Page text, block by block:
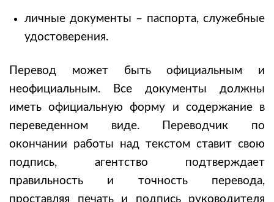
личные документы – паспорта, служебные
удостоверения.
Перевод может быть официальным и
неофициальным. Все документы должны
иметь официальную форму и содержание в
переведенном виде. Переводчик по
окончании работы над текстом ставит свою
подпись, агентство подтверждает
правильность и точность перевода,
проставляя печать и подпись руководителя